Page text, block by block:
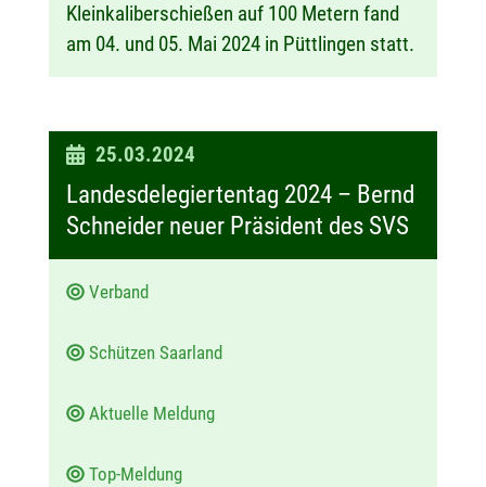
Kleinkaliberschießen auf 100 Metern fand
am 04. und 05. Mai 2024 in Püttlingen statt.
D
a
t
:
25.03.2024
Landesdelegiertentag 2024 – Bernd
Schneider neuer Präsident des SVS
Verband
Schützen Saarland
Aktuelle Meldung
Top-Meldung